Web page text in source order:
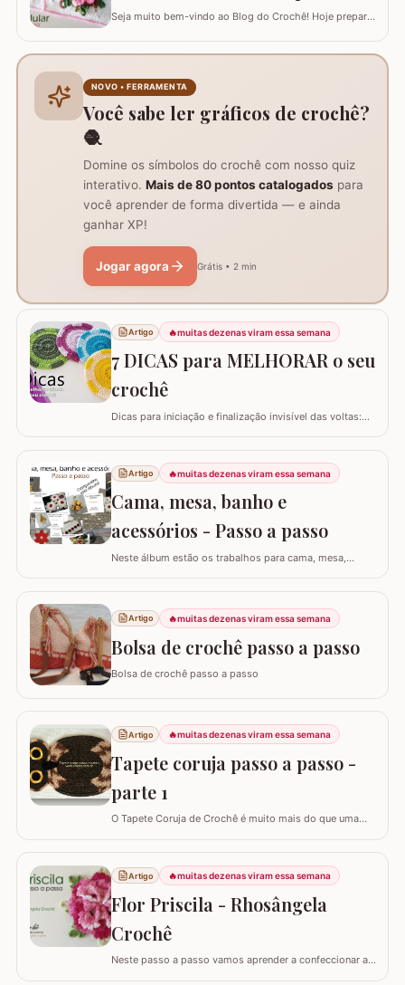
Seja muito bem-vindo ao Blog do Crochê! Hoje preparei
carregador dentro da bolsa, ele funciona como um
suporte inteligente na hora de carregar seu…
NOVO • FERRAMENTA
Você sabe ler gráficos de crochê?
🧶
Domine os símbolos do crochê com nosso quiz
interativo. Mais de 80 pontos catalogados para
você aprender de forma divertida — e ainda
ganhar XP!
Jogar agora Grátis • 2 min
Artigo 🔥muitas dezenas viram essa semana
7 DICAS para MELHORAR o seu
crochê
Dicas para iniciação e finalização invisível das voltas:
garante um acabamento quase imperceptível nas
iniciações e finalizações das voltas, resultando em um
trabalho mais elegante. Variações de pontos com o
falso ponto alto: Experimentar…
Artigo 🔥muitas dezenas viram essa semana
Cama, mesa, banho e
acessórios - Passo a passo
Neste álbum estão os trabalhos para cama, mesa,
clicar nas imagens! Trilhos/caminhos e centro de mesa
Sousplat Puxa-saco e porta-pano de prato Squares para
colcha de cama Outros Álbuns que temos no blog
Artigo 🔥muitas dezenas viram essa semana
Bolsa de crochê passo a passo
Bolsa de crochê passo a passo
Artigo 🔥muitas dezenas viram essa semana
Tapete coruja passo a passo -
parte 1
O Tapete Coruja de Crochê é muito mais do que uma
sabedoria com a delicadeza do feito à mão. Embora a
coruja real consiga girar o pescoço em 270°, a nossa
versão em crochê é ainda mais versátil: podemos criá-
la em todas as cores e estilos,…
Artigo 🔥muitas dezenas viram essa semana
Flor Priscila - Rhosângela
Crochê
Neste passo a passo vamos aprender a confeccionar a